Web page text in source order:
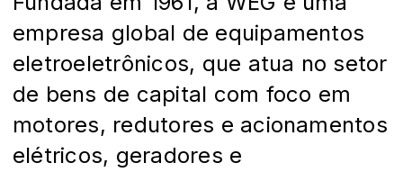
empresa global de equipamentos
eletroeletrônicos, que atua no setor
de bens de capital com foco em
motores, redutores e acionamentos
elétricos, geradores e